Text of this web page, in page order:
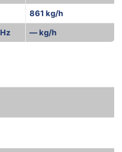
861 kg/h
— kg/h